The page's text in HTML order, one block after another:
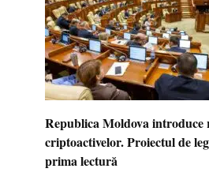
Republica Moldova
criptoactivelor. Proiectul de
prima lectură